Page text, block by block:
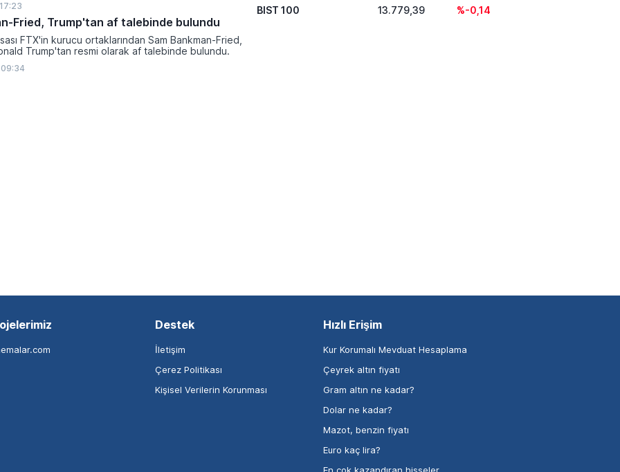
Fried, Trump'tan af talebinde bulundu
FTX'in kurucu ortaklarından Sam Bankman-Fried,
Trump'tan resmi olarak af talebinde bulundu.
BIST 100 13.779,39 %-0,14
Destek
İletişim
Çerez Politikası
Kişisel Verilerin Korunması
Hızlı Erişim
Kur Korumalı Mevduat Hesaplama
Çeyrek altın fiyatı
Gram altın ne kadar?
Dolar ne kadar?
Mazot, benzin fiyatı
Euro kaç lira?